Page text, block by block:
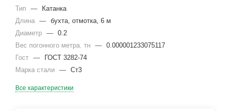
Тип —
Катанка
Длина — бухта, отмотка, 6 м
Диаметр — 0.2
Вес погонного метра. тн — 0.000001233075117
Гост —
ГОСТ 3282-74
Марка стали — Ст3
Все характеристики